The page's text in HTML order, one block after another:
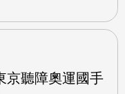
京聽障奧運國手